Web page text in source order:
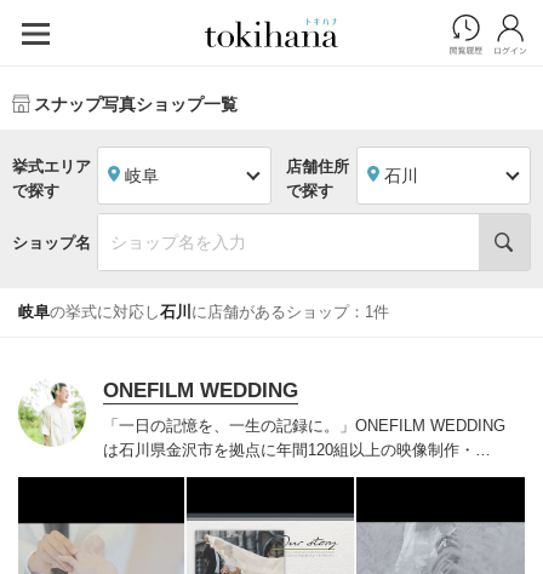
スナップ写真ショップ一覧
挙式エリア
で探す
岐阜
店舗住所
で探す
石川
ショップ名
岐阜の挙式に対応し石川 に店舗があるショップ：1件
ONEFILM WEDDING
「一日の記憶を、一生の記録に。」 ONEFILM WEDDING
は石川県金沢市を拠点に年間120組以上の映像制作・写
真撮影をしております。